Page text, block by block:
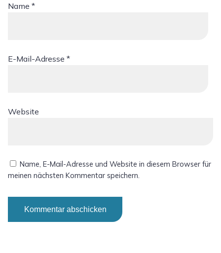
Name*
E-Mail-Adresse*
Website
Name, E-Mail-Adresse und Website in diesem Browser für
meinen nächsten Kommentar speichern.